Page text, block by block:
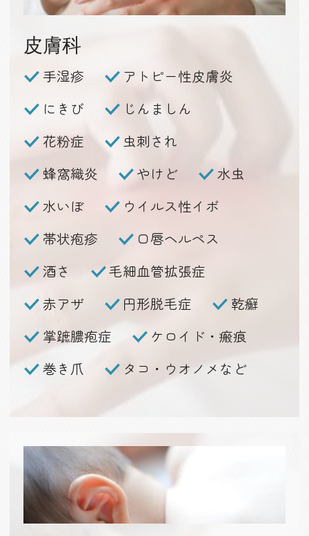
皮膚科
手湿疹
アトピー性皮膚炎
にきび
じんましん
花粉症
虫刺され
蜂窩織炎
やけど
水虫
水いぼ
ウイルス性イボ
帯状疱疹
口唇ヘルペス
酒さ
毛細血管拡張症
赤アザ
円形脱毛症
乾癬
掌蹠膿疱症
ケロイド・瘢痕
巻き爪
タコ・ウオノメなど